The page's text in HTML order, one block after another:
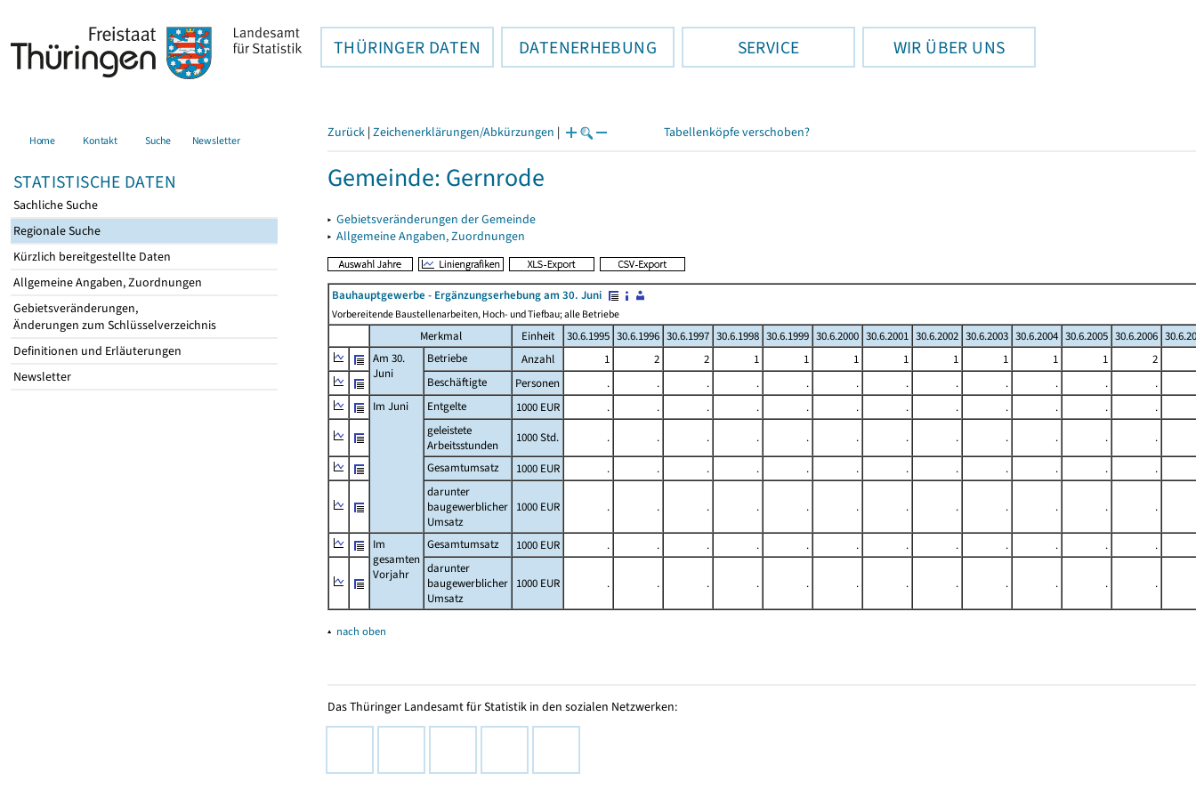
THÜRINGER DATEN DATENERHEBUNG SERVICE WIR ÜBER UNS
Home Kontakt Suche Newsletter
STATISTISCHE DATEN
Sachliche Suche
Regionale Suche
Kürzlich bereitgestellte Daten
Allgemeine Angaben, Zuordnungen
Gebietsveränderungen,
Änderungen zum Schlüsselverzeichnis
Definitionen und Erläuterungen
Newsletter
Zurück | Zeichenerklärungen/Abkürzungen | Tabellenköpfe verschoben?
Gemeinde: Gernrode
▸ Gebietsveränderungen der Gemeinde
▸ Allgemeine Angaben, Zuordnungen
Bauhauptgewerbe - Ergänzungserhebung am 30. Juni
Vorbereitende Baustellenarbeiten, Hoch- und Tiefbau; alle Betriebe
Merkmal Einheit 30.6.1995 30.6.1996 30.6.1997 30.6.1998 30.6.1999 30.6.2000 30.6.2001 30.6.2002 30.6.2003 30.6.2004 30.6.2005 30.6.2006
Am 30.
Juni
Betriebe Anzahl 1 2 2 1 1 1 1 1 1 1 1
2
Beschäftigte
Personen . . . . . . . . . . .
.
Im Juni
Entgelte 1000 EUR . . . . . . . . . . .
.
geleistete
Arbeitsstunden
1000 Std. . . . . . . . . . . .
.
Gesamtumsatz
1000 EUR . . . . . . . . . . .
.
darunter
baugewerblicher
Umsatz
1000 EUR . . . . . . . . . . . .
Im
gesamten
Vorjahr
Gesamtumsatz 1000 EUR . . . . . . . . . . .
.
darunter
baugewerblicher
Umsatz
1000 EUR . . . . . . . . . . . .
▴ nach oben
Das Thüringer Landesamt für Statistik in den sozialen Netzwerken: